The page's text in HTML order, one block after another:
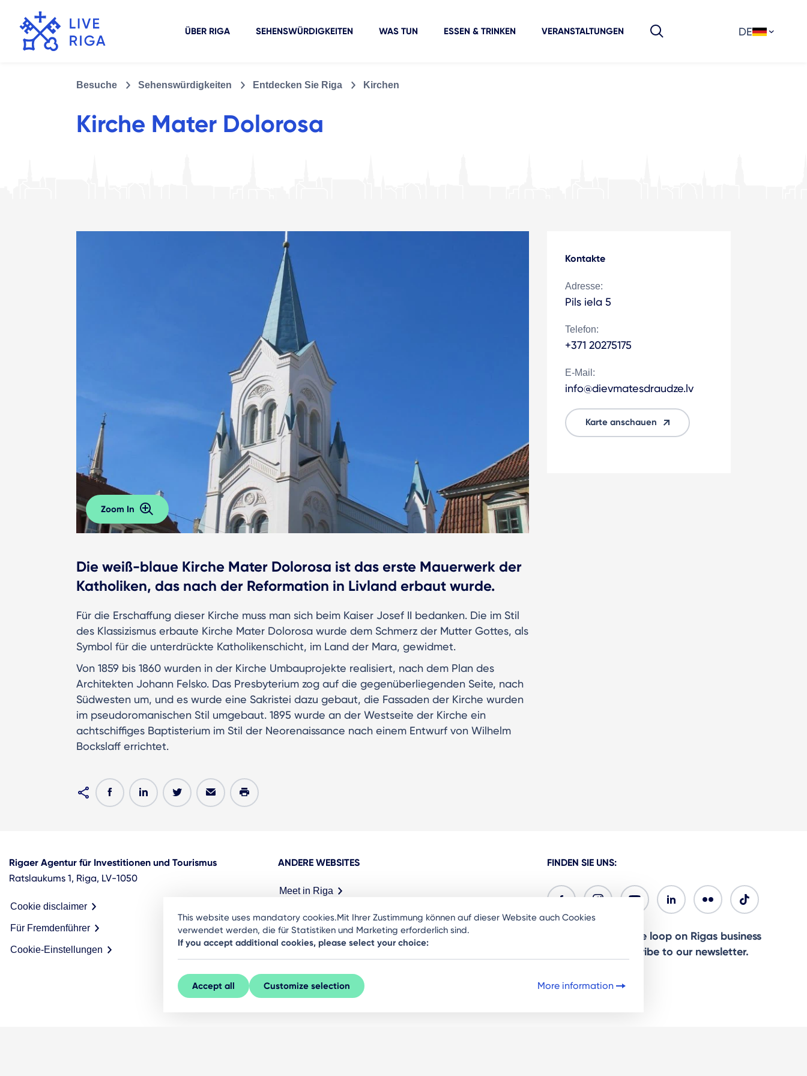
ÜBER RIGA SEHENSWÜRDIGKEITEN WAS TUN ESSEN & TRINKEN VERANSTALTUNGEN DE
Besuche Sehenswürdigkeiten Entdecken Sie Riga Kirchen
Kirche Mater Dolorosa
Zoom In
Die weiß-blaue Kirche Mater Dolorosa ist das erste Mauerwerk der
Katholiken, das nach der Reformation in Livland erbaut wurde.
Für die Erschaffung dieser Kirche muss man sich beim Kaiser Josef II bedanken. Die im Stil
des Klassizismus erbaute Kirche Mater Dolorosa wurde dem Schmerz der Mutter Gottes, als
Symbol für die unterdrückte Katholikenschicht, im Land der Mara, gewidmet.
Von 1859 bis 1860 wurden in der Kirche Umbauprojekte realisiert, nach dem Plan des
Architekten Johann Felsko. Das Presbyterium zog auf die gegenüberliegenden Seite, nach
Südwesten um, und es wurde eine Sakristei dazu gebaut, die Fassaden der Kirche wurden
im pseudoromanischen Stil umgebaut. 1895 wurde an der Westseite der Kirche ein
achtschiffiges Baptisterium im Stil der Neorenaissance nach einem Entwurf von Wilhelm
Bockslaff errichtet.
Kontakte
Adresse:
Pils iela 5
Telefon:
+371 20275175
E-Mail:
info@dievmatesdraudze.lv
Karte anschauen
Rigaer Agentur für Investitionen und Tourismus
Ratslaukums 1, Riga, LV-1050
Cookie disclaimer
Für Fremdenführer
Cookie-Einstellungen
ANDERE WEBSITES
Meet in Riga
FINDEN SIE UNS:
Ready to stay in the loop on Rigas business
community? Subscribe to our newsletter.
Sign Up
This website uses mandatory cookies.Mit Ihrer Zustimmung können auf dieser Website auch Cookies
verwendet werden, die für Statistiken und Marketing erforderlich sind.
If you accept additional cookies, please select your choice:
Accept all Customize selection More information